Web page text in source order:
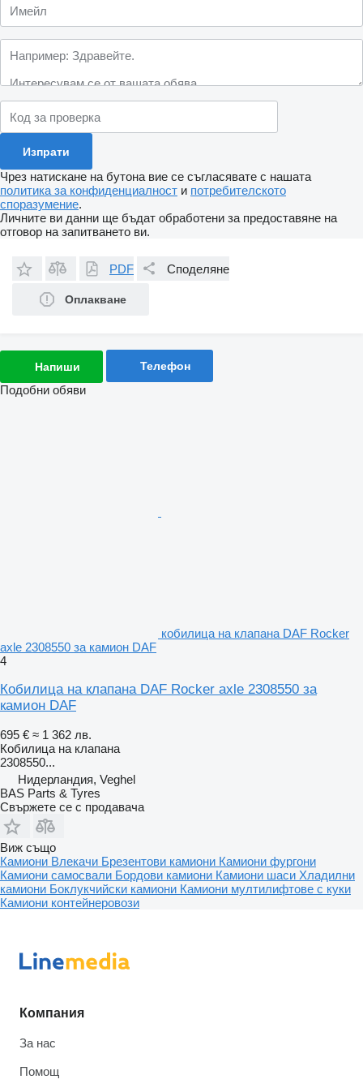
Чрез натискане на бутона вие се съгласявате с нашата
политика за конфиденциалност и потребителското
споразумение.
Личните ви данни ще бъдат обработени за предоставяне на
отговор на запитването ви.
PDF Споделяне
Оплакване
Напиши Телефон
Подобни обяви
кобилица на клапана DAF Rocker
axle 2308550 за камион DAF
4
Кобилица на клапана DAF Rocker axle 2308550 за
камион DAF
695 € ≈ 1 362 лв.
Кобилица на клапана
2308550...
Нидерландия, Veghel
BAS Parts & Tyres
Свържете се с продавача
Виж също
Камиони Влекачи Брезентови камиони Камиони фургони
Камиони самосвали Бордови камиони Камиони шаси Хладилни
камиони Боклукчийски камиони Камиони мултилифтове с куки
Камиони контейнеровози
Компания
За нас
Помощ